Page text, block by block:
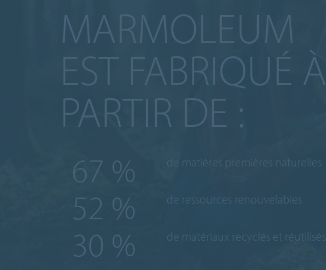
MARMOLEUM
EST FABRIQUÉ À
PARTIR DE :
98 % de matières premières naturelles
78 % de ressources renouvelables
45 % de matériaux recyclés et réutilisés